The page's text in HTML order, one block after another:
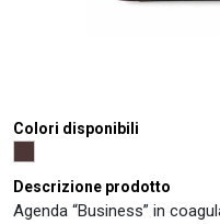
Descrizione prodotto
Agenda “Business” in
Colori disponibili